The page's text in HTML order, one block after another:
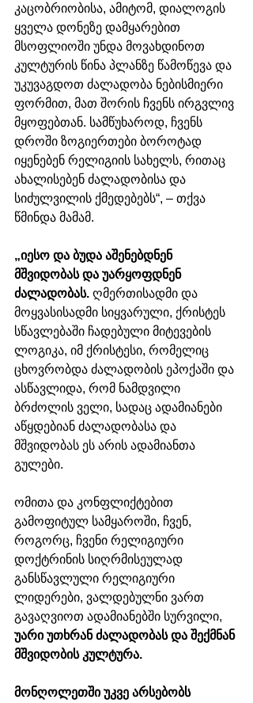
კაცობრიობისა, ამიტომ, დიალოგის
ყველა დონეზე დამყარებით
მსოფლიოში უნდა მოვახდინოთ
კულტურის წინა პლანზე წამოწევა და
უკუვაგდოთ ძალადობა ნებისმიერი
ფორმით, მათ შორის ჩვენს ირგვლივ
მყოფებთან. სამწუხაროდ, ჩვენს
დროში ზოგიერთები ბოროტად
იყენებენ რელიგიის სახელს, რითაც
ახალისებენ ძალადობისა და
სიძულვილის ქმედებებს“, – თქვა
წმინდა მამამ.
„იესო და ბუდა აშენებდნენ
მშვიდობას და უარყოფდნენ
ძალადობას. ღმერთისადმი და
მოყვასისადმი სიყვარული, ქრისტეს
სწავლებაში ჩადებული მიტევების
ლოგიკა, იმ ქრისტესი, რომელიც
ცხოვრობდა ძალადობის ეპოქაში და
ასწავლიდა, რომ ნამდვილი
ბრძოლის ველი, სადაც ადამიანები
აწყდებიან ძალადობასა და
მშვიდობას ეს არის ადამიანთა
გულები.
ომითა და კონფლიქტებით
გამოფიტულ სამყაროში, ჩვენ,
როგორც, ჩვენი რელიგიური
დოქტრინის სიღრმისეულად
განსწავლული რელიგიური
ლიდერები, ვალდებულნი ვართ
გავაღვიოთ ადამიანებში სურვილი,
უარი უთხრან ძალადობას და შექმნან
მშვიდობის კულტურა.
მონღოლეთში უკვე არსებობს